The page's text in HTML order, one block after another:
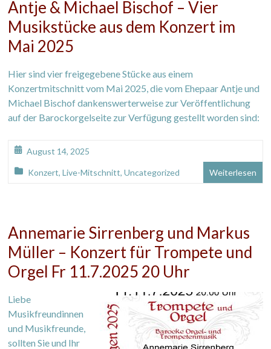
Antje & Michael Bischof – Vier
Musikstücke aus dem Konzert im
Mai 2025
Hier sind vier freigegebene Stücke aus einem
Konzertmitschnitt vom Mai 2025, die vom Ehepaar Antje und
Michael Bischof dankenswerterweise zur Veröffentlichung
auf der Barockorgelseite zur Verfügung gestellt worden sind:
August 14, 2025
Konzert,Live-Mitschnitt,Uncategorized Weiterlesen
Annemarie Sirrenberg und Markus
Müller – Konzert für Trompete und
Orgel Fr 11.7.2025 20 Uhr
Liebe
Musikfreundinnen
und Musikfreunde,
sollten Sie und Ihr